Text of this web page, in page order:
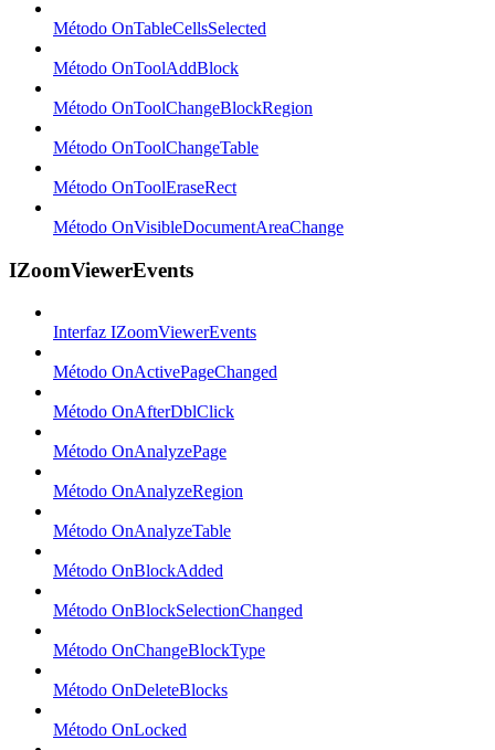
Método OnTableCellsSelected
Método OnToolAddBlock
Método OnToolChangeBlockRegion
Método OnToolChangeTable
Método OnToolEraseRect
Método OnVisibleDocumentAreaChange
IZoomViewerEvents
Interfaz IZoomViewerEvents
Método OnActivePageChanged
Método OnAfterDblClick
Método OnAnalyzePage
Método OnAnalyzeRegion
Método OnAnalyzeTable
Método OnBlockAdded
Método OnBlockSelectionChanged
Método OnChangeBlockType
Método OnDeleteBlocks
Método OnLocked